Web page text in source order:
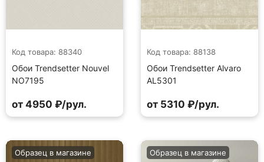
Код товара: 88340
Обои Trendsetter Nouvel
NO7195
от 4950 ₽/рул.
Код товара: 88138
Обои Trendsetter Alvaro
AL5301
от 5310 ₽/рул.
Образец в магазине Образец в магазине